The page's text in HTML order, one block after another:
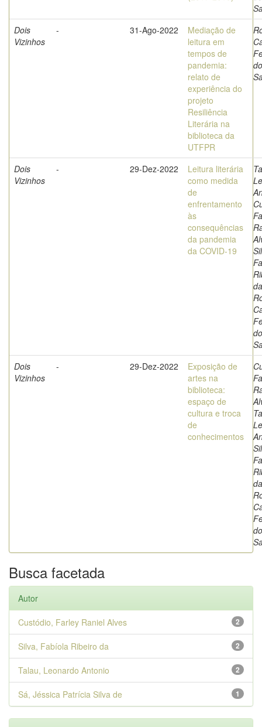
Dois
Vizinhos
- 31-Ago-2022
Mediação de
leitura em
tempos de
pandemia:
relato de
experiência do
projeto
Resiliência
Literária na
biblioteca da
UTFPR
Dois
Vizinhos
- 29-Dez-2022
Leitura literária
como medida
de
enfrentamento
às
consequências
da pandemia
da COVID-19
Dois
Vizinhos
- 29-Dez-2022
Exposição de
artes na
biblioteca:
espaço de
cultura e troca
de
conhecimentos
Busca facetada
Autor
2
Custódio, Farley Raniel Alves
2
Silva, Fabíola Ribeiro da
2
Talau, Leonardo Antonio
1
Sá, Jéssica Patrícia Silva de